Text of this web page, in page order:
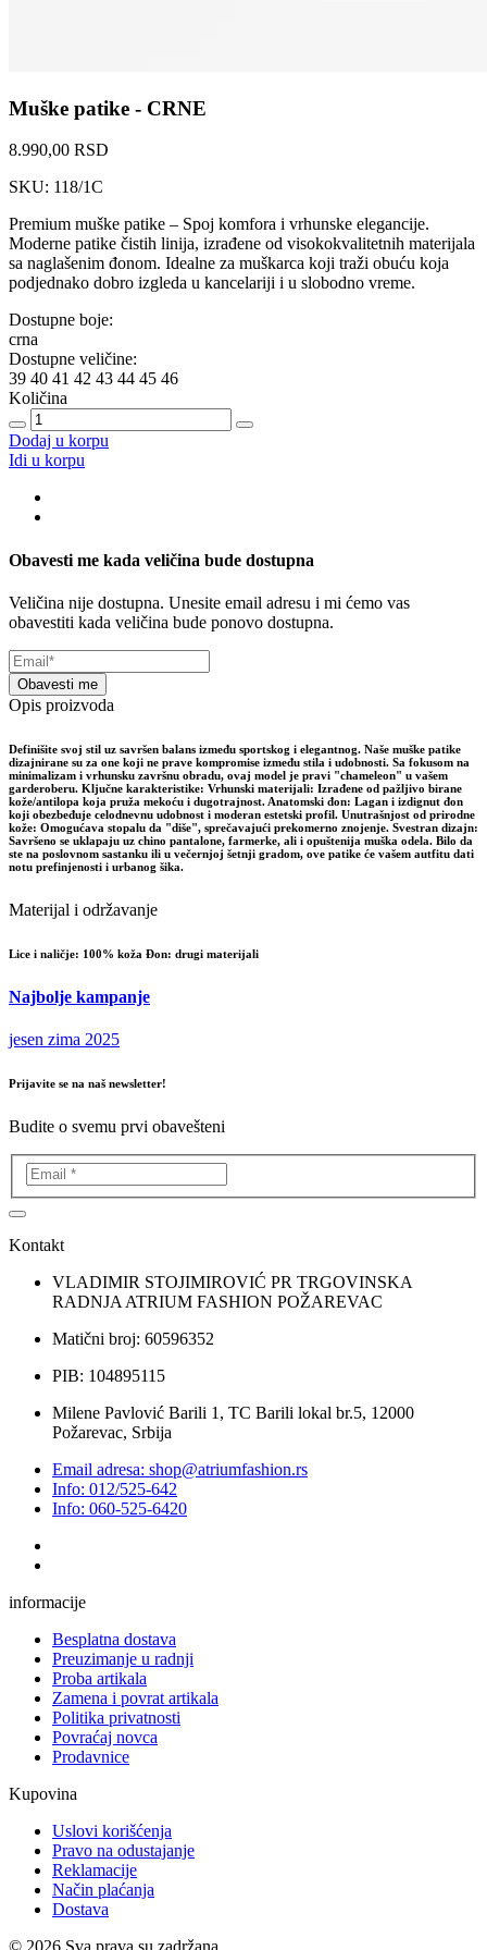
Muške patike - CRNE
8.990,00 RSD
SKU: 118/1C
Premium muške patike – Spoj komfora i vrhunske elegancije.
Moderne patike čistih linija, izrađene od visokokvalitetnih materijala
sa naglašenim đonom. Idealne za muškarca koji traži obuću koja
podjednako dobro izgleda u kancelariji i u slobodno vreme.
Dostupne boje:
crna
Dostupne veličine:
39 40 41 42 43 44 45 46
Količina
Dodaj u korpu
Idi u korpu
Obavesti me kada veličina bude dostupna
Veličina nije dostupna. Unesite email adresu i mi ćemo vas
obavestiti kada veličina bude ponovo dostupna.
Obavesti me
Opis proizvoda
Definišite svoj stil uz savršen balans između sportskog i elegantnog. Naše muške patike
dizajnirane su za one koji ne prave kompromise između stila i udobnosti. Sa fokusom na
minimalizam i vrhunsku završnu obradu, ovaj model je pravi "chameleon" u vašem
garderoberu. Ključne karakteristike: Vrhunski materijali: Izrađene od pažljivo birane
kože/antilopa koja pruža mekoću i dugotrajnost. Anatomski đon: Lagan i izdignut đon
koji obezbeđuje celodnevnu udobnost i moderan estetski profil. Unutrašnjost od prirodne
kože: Omogućava stopalu da "diše", sprečavajući prekomerno znojenje. Svestran dizajn:
Savršeno se uklapaju uz chino pantalone, farmerke, ali i opuštenija muška odela. Bilo da
ste na poslovnom sastanku ili u večernjoj šetnji gradom, ove patike će vašem autfitu dati
notu prefinjenosti i urbanog šika.
Materijal i održavanje
Lice i naličje: 100% koža Đon: drugi materijali
Najbolje kampanje
jesen zima 2025
Prijavite se na naš newsletter!
Budite o svemu prvi obavešteni
Kontakt
VLADIMIR STOJIMIROVIĆ PR TRGOVINSKA
RADNJA ATRIUM FASHION POŽAREVAC
Matični broj: 60596352
PIB: 104895115
Milene Pavlović Barili 1, TC Barili lokal br.5, 12000
Požarevac, Srbija
Email adresa: shop@atriumfashion.rs
Info: 012/525-642
Info: 060-525-6420
informacije
Besplatna dostava
Preuzimanje u radnji
Proba artikala
Zamena i povrat artikala
Politika privatnosti
Povraćaj novca
Prodavnice
Kupovina
Uslovi korišćenja
Pravo na odustajanje
Reklamacije
Način plaćanja
Dostava
© 2026 Sva prava su zadržana.